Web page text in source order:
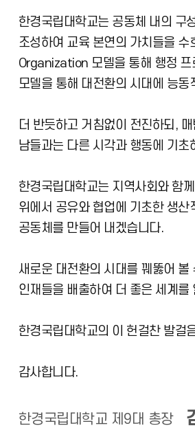
한경국립대학교는 공동체 내의 구
조성하여 교육 본연의 가치들을
Organization 모델을 통해 행정
모델을 통해 대전환의 시대에 능
더 반듯하고 거침없이 전진하되,
남들과는 다른 시각과 행동에 기
한경국립대학교는 지역사회와 함
위에서 공유와 협업에 기초한 생
공동체를 만들어 내겠습니다.
새로운 대전환의 시대를 꿰뚫어
인재들을 배출하여 더 좋은 세계
한경국립대학교의 이 헌걸찬 발걸
감사합니다.
한경국립대학교 제9대 총장